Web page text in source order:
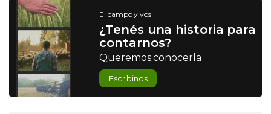
El campo y vos
¿Tenés una historia para
contarnos?
Queremos conocerla
Escribinos